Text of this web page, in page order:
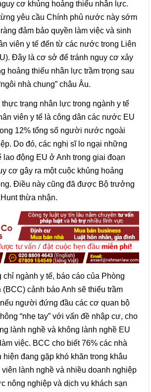
cơ khủng hoảng thiếu nhân lực.
yêu cầu Chính phủ nước này sớm
đảm bảo quyền làm việc và sinh
viên y tế đến từ các nước trong Liên
Đây là cơ sở để tránh nguy cơ xảy
hoảng thiếu nhân lực trầm trọng sau
nhà chung” châu Âu.
trạng nhân lực trong ngành y tế
viên y tế là công dân các nước EU
12% tổng số người nước ngoài
Do đó, các nghị sĩ lo ngại những
lao động EU ở Anh trong giai đoạn
cơ gây ra một cuộc khủng hoảng
Điều này cũng đã được Bộ trưởng
thừa nhận.
chỉ ngành y tế, báo cáo của Phòng
cảnh báo Anh sẽ thiếu trầm
người đứng đầu các cơ quan bộ
“nhẹ tay” với vấn đề nhập cư, cho
lành nghề và không lành nghề EU
việc. BCC cho biết 76% các nhà
hiện đang gặp khó khăn trong khâu
lành nghề và nhiều doanh nghiệp
nông nghiệp và dịch vụ khách sạn